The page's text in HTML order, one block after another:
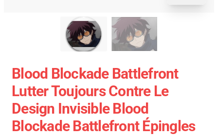
Blood Blockade Battlefront
Lutter Toujours Contre Le
Design Invisible Blood
Blockade Battlefront Épingles